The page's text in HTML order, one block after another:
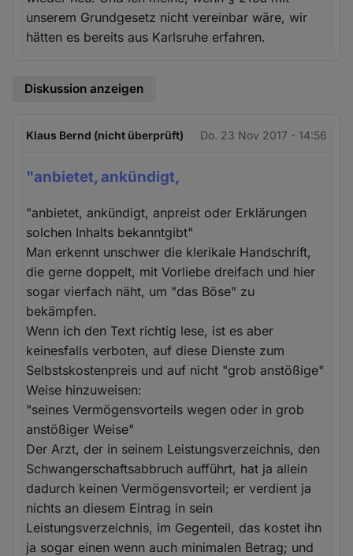
unserem Grundgesetz nicht vereinbar wäre, wir
hätten es bereits aus Karlsruhe erfahren.
Diskussion anzeigen
Klaus Bernd (nicht überprüft) Do. 23 Nov 2017 - 14:56
"anbietet, ankündigt,
"anbietet, ankündigt, anpreist oder Erklärungen
solchen Inhalts bekanntgibt"
Man erkennt unschwer die klerikale Handschrift,
die gerne doppelt, mit Vorliebe dreifach und hier
sogar vierfach näht, um "das Böse" zu
bekämpfen.
Wenn ich den Text richtig lese, ist es aber
keinesfalls verboten, auf diese Dienste zum
Selbstskostenpreis und auf nicht "grob anstößige"
Weise hinzuweisen:
"seines Vermögensvorteils wegen oder in grob
anstößiger Weise"
Der Arzt, der in seinem Leistungsverzeichnis, den
Schwangerschaftsabbruch aufführt, hat ja allein
dadurch keinen Vermögensvorteil; er verdient ja
nichts an diesem Eintrag in sein
Leistungsverzeichnis, im Gegenteil, das kostet ihn
ja sogar einen wenn auch minimalen Betrag; und